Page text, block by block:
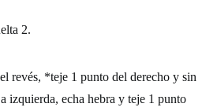
2.
revés, *teje 1 punto del derecho y sin
izquierda, echa hebra y teje 1 punto